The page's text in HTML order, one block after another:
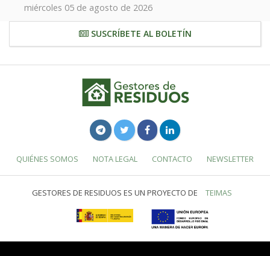
miércoles 05 de agosto de 2026
SUSCRÍBETE AL BOLETÍN
QUIÉNES SOMOS NOTA LEGAL CONTACTO NEWSLETTER
GESTORES DE RESIDUOS ES UN PROYECTO DE TEIMAS